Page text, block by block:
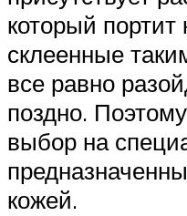
который портит
склеенные
все равно
поздно.
выбор на
кожей.